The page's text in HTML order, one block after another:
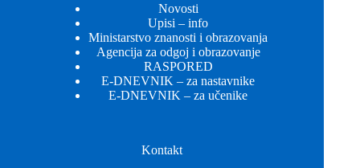
Novosti
Upisi – info
Ministarstvo znanosti i obrazovanja
Agencija za odgoj i obrazovanje
RASPORED
E-DNEVNIK – za nastavnike
E-DNEVNIK – za učenike
Kontakt